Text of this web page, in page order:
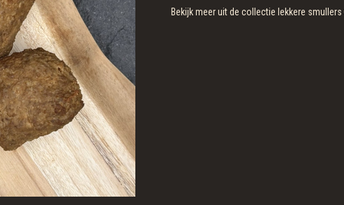
Bekijk meer uit de collectie lekkere smullers